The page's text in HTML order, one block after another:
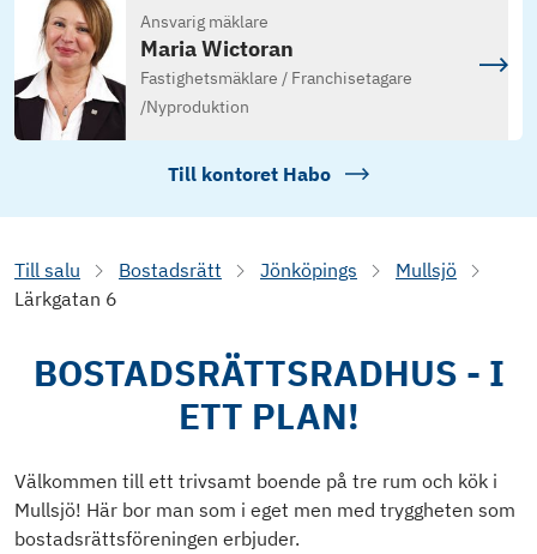
Ansvarig mäklare
Maria Wictoran
Fastighetsmäklare / Franchisetagare
/Nyproduktion
Till kontoret Habo
Till salu Bostadsrätt Jönköpings
Mullsjö
Lärkgatan 6
BOSTADSRÄTTSRADHUS - I
ETT PLAN!
Välkommen till ett trivsamt boende på tre rum och kök i
Mullsjö! Här bor man som i eget men med tryggheten som
bostadsrättsföreningen erbjuder.